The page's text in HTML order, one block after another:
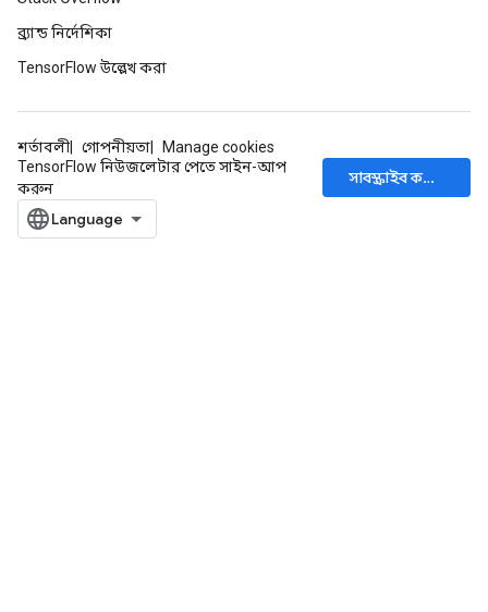
ব্র্যান্ড নির্দেশিকা
TensorFlow উল্লেখ করা
শর্তাবলী গোপনীয়তা
Manage cookies
TensorFlow নিউজলেটার পেতে সাইন-আপ
করুন
সাবস্ক্রাইব করুন